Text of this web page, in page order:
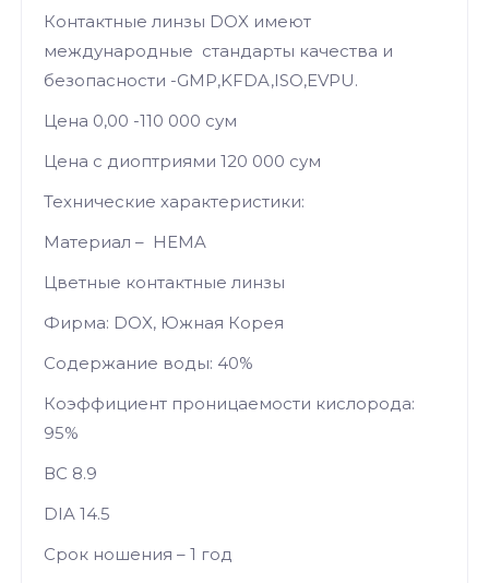
Контактные линзы DOX имеют
международные стандарты качества и
безопасности -GMP,KFDA,ISO,EVPU.
Цена 0,00 -110 000 сум
Цена с диоптриями 120 000 сум
Технические характеристики:
Материал – HEMA
Цветные контактные линзы
Фирма: DOX, Южная Корея
Содержание воды: 40%
Коэффициент проницаемости кислорода:
95%
ВС 8.9
DIA 14.5
Срок ношения – 1 год